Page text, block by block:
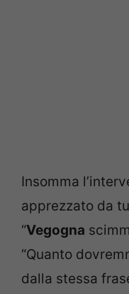
Insomma
apprezzato da
“Vegogna
“Quanto
dalla stessa